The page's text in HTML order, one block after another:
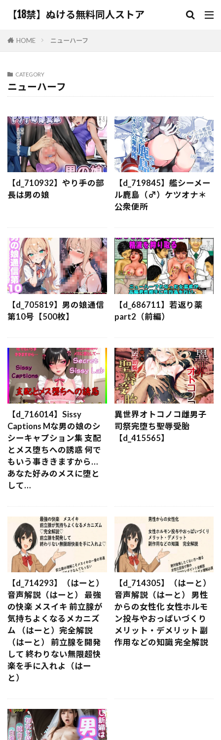
【18禁】ぬける無料同人ストア
HOME ニューハーフ
CATEGORY
ニューハーフ
【d_710932】やり手の部
長は男の娘
【d_719845】艦シーメー
ル鹿島（♂）ケツオナ＊
公衆便所
【d_705819】男の娘通信
第10号【500枚】
【d_686711】若返り薬
part2（前編）
【d_716014】Sissy
Captions Mな男の娘のシ
シーキャプション集 支配
とメス堕ちへの誘惑 何で
もいう事ききますから…
あなた好みのメスに堕と
して…
異世界オトコノコ雌男子
司祭完堕ち聖辱受胎
【d_415565】
【d_714293】（はーと）
音声解説（はーと） 最強
の快楽 メスイキ 前立腺が
気持ちよくなるメカニズ
ム （はーと）完全解説
（はーと） 前立腺を開発
して 終わりない無限超快
楽を手に入れよ（はー
と）
【d_714305】（はーと）
音声解説（はーと） 男性
からの女性化 女性ホルモ
ン投与やおっぱいづくり
メリット・デメリット 副
作用などの知識 完全解説